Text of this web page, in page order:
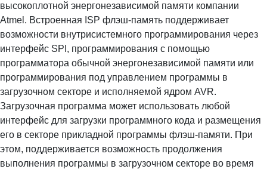
высокоплотной энергонезависимой памяти компании
Atmel. Встроенная ISP флэш-память поддерживает
возможности внутрисистемного программирования через
интерфейс SPI, программирования с помощью
программатора обычной энергонезависимой памяти или
программирования под управлением программы в
загрузочном секторе и исполняемой ядром AVR.
Загрузочная программа может использовать любой
интерфейс для загрузки программного кода и размещения
его в секторе прикладной программы флэш-памяти. При
этом, поддерживается возможность продолжения
выполнения программы в загрузочном секторе во время